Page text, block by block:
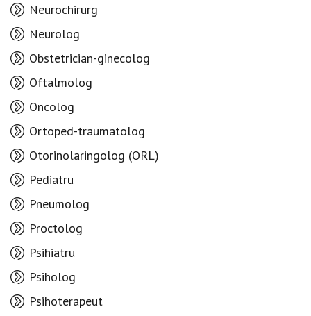
Neurochirurg
Neurolog
Obstetrician-ginecolog
Oftalmolog
Oncolog
Ortoped-traumatolog
Otorinolaringolog (ORL)
Pediatru
Pneumolog
Proctolog
Psihiatru
Psiholog
Psihoterapeut